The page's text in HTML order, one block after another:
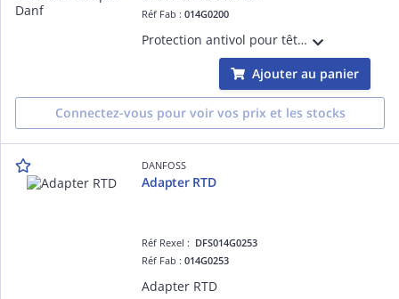
Réf Fab :014G0200
Protection antivol pour tête electronique Danfoss Ally ou tête electronique Danfoss Eco. Pour utilisation avec corps Danfoss.
Ajouter au panier
Connectez-vous pour voir vos prix et les stocks
DANFOSS
Adapter RTD
Réf Rexel : DFS014G0253
Réf Fab :014G0253
Adapter RTD